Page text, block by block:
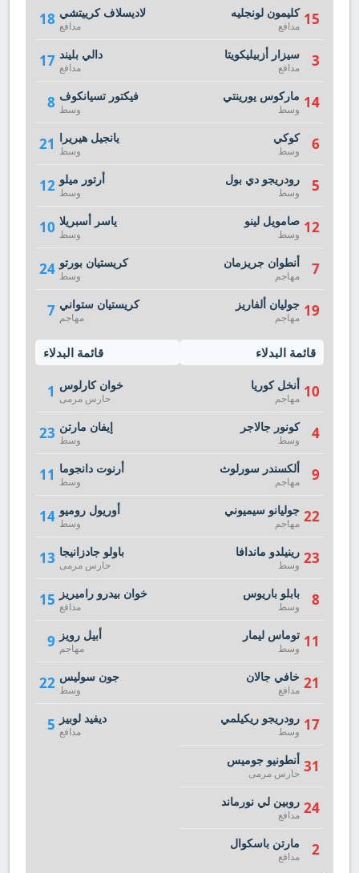
18 لاديسلاف كرييتشي
مدافع
17 دالي بليند
مدافع
8 فيكتور تسيانكوف
وسط
21 يانجيل هيريرا
وسط
12 أرتور ميلو
وسط
10 ياسر أسبريلا
وسط
24 كريستيان بورتو
وسط
7 كريستيان ستواني
مهاجم
قائمة البدلاء
1 خوان كارلوس
حارس مرمى
23 إيفان مارتن
وسط
11 أرنوت دانجوما
وسط
14 أوريول روميو
وسط
13 باولو جادزانيجا
حارس مرمى
15 خوان بيدرو راميريز
مدافع
9 أبيل رويز
مهاجم
22 جون سوليس
وسط
5 ديفيد لوبيز
مدافع
15 كليمون لونجليه
مدافع
3 سيزار أزبيليكويتا
مدافع
14 ماركوس يورينتي
وسط
6 كوكي
وسط
5 رودريجو دي بول
وسط
12 صامويل لينو
وسط
7 أنطوان جريزمان
مهاجم
19 جوليان ألفاريز
مهاجم
قائمة البدلاء
10 أنخل كوريا
مهاجم
4 كونور جالاجر
وسط
9 ألكسندر سورلوث
مهاجم
22 جوليانو سيميوني
مهاجم
23 رينيلدو ماندافا
وسط
8 بابلو باريوس
وسط
11 توماس ليمار
وسط
21 خافي جالان
مدافع
17 رودريجو ريكيلمي
وسط
31 أنطونيو جوميس
حارس مرمى
24 روبين لي نورماند
مدافع
2 مارتن باسكوال
مدافع